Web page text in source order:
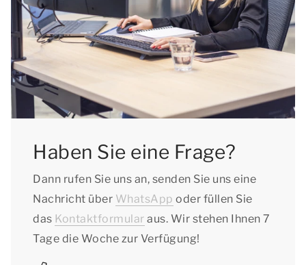
Haben Sie eine Frage?
Dann rufen Sie uns an, senden Sie uns eine
Nachricht über WhatsApp oder füllen Sie
das Kontaktformular aus. Wir stehen Ihnen 7
Tage die Woche zur Verfügung!